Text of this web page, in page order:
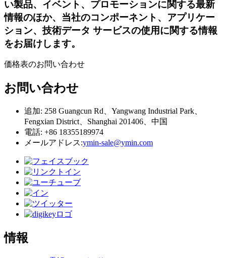
い製品、イベント、プロモーションに関する最新
情報のほか、当社のコンポーネント、アプリケー
ション、技術データ サービスの使用に関する情報
をお届けします。
価格表のお問い合わせ
お問い合わせ
追加: 258 Guangcun Rd、Yangwang Industrial Park、
Fengxian District、Shanghai 201406、中国
電話: +86 18355189974
メールアドレス:ymin-sale@ymin.com
情報